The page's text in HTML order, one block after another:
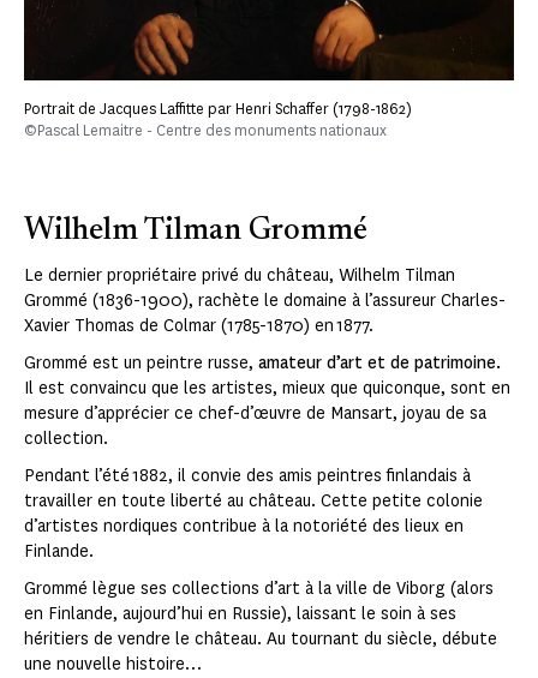
Portrait de Jacques Laffitte par Henri Schaffer (1798-1862)
©Pascal Lemaitre - Centre des monuments nationaux
Wilhelm Tilman Grommé
Le dernier propriétaire privé du château, Wilhelm Tilman
Grommé (1836-1900), rachète le domaine à l’assureur Charles-
Xavier Thomas de Colmar (1785-1870) en 1877.
Grommé est un peintre russe, amateur d’art et de patrimoine.
Il est convaincu que les artistes, mieux que quiconque, sont en
mesure d’apprécier ce chef-d’œuvre de Mansart, joyau de sa
collection.
Pendant l’été 1882, il convie des amis peintres finlandais à
travailler en toute liberté au château. Cette petite colonie
d’artistes nordiques contribue à la notoriété des lieux en
Finlande.
Grommé lègue ses collections d’art à la ville de Viborg (alors
en Finlande, aujourd’hui en Russie), laissant le soin à ses
héritiers de vendre le château. Au tournant du siècle, débute
une nouvelle histoire…